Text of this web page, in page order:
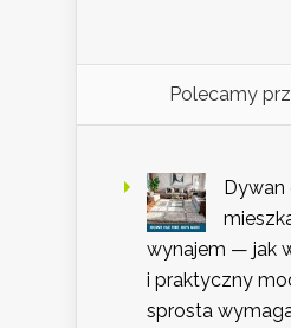
Polecamy
Dywan
wynajem — jak
i praktyczny
sprosta